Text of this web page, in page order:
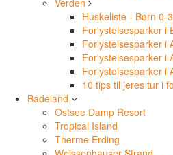
Verden
Huskeliste - Børn 0-
Forlystelsesparker i
Forlystelsesparker i
Forlystelsesparker i
Forlystelsesparker i
10 tips til jeres tur i
Badeland
Ostsee Damp Resort
Tropical Island
Therme Erding